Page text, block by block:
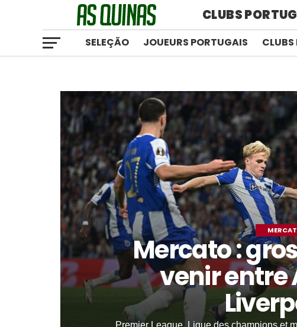
CLUBS
SELEÇÃO JOUEURS PORTUGAIS
Mercato :
venir entre
Premier League, Ligue des champions et